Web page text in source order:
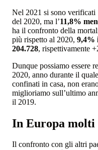
Nel 2021 si sono verificati
del 2020, ma l’11,8%
ha il confronto della
più rispetto al 2020, 9,4%
204.728, rispettivamente
Dunque possiamo essere
2020, anno durante il
confinati in casa, non
miglioriamo sull’ultimo
il 2019.
In Europa molti
Il confronto con gli altri